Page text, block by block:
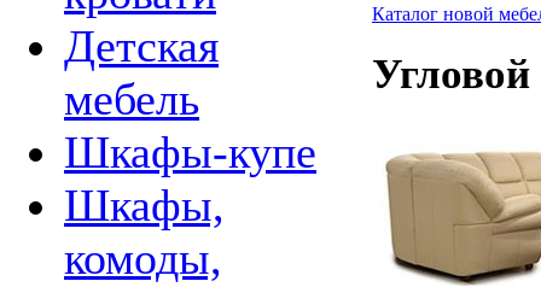
Детская
мебель
Шкафы-купе
Шкафы,
комоды,
Каталог новой